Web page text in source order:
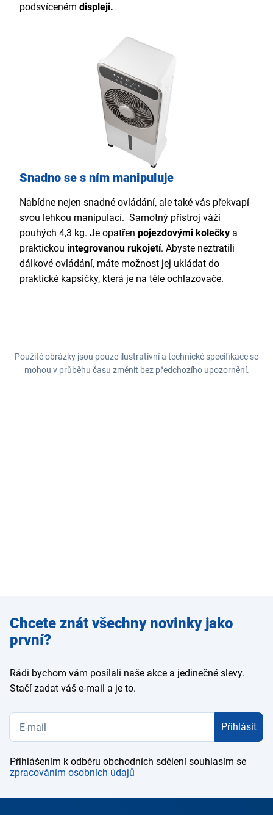
podsvíceném displeji.
Snadno se s ním manipuluje
Nabídne nejen snadné ovládání, ale také vás překvapí
svou lehkou manipulací. Samotný přístroj váží
pouhých 4,3 kg. Je opatřen pojezdovými kolečky a
praktickou integrovanou rukojetí. Abyste neztratili
dálkové ovládání, máte možnost jej ukládat do
praktické kapsičky, která je na těle ochlazovače.
Použité obrázky jsou pouze ilustrativní a technické specifikace se
mohou v průběhu času změnit bez předchozího upozornění.
Zadejte
e-mail
Chcete znát všechny novinky jako
první?
Rádi bychom vám posílali naše akce a jedinečné slevy.
Stačí zadat váš e-mail a je to.
Přihlásit
Přihlášením k odběru obchodních sdělení souhlasím se
zpracováním osobních údajů